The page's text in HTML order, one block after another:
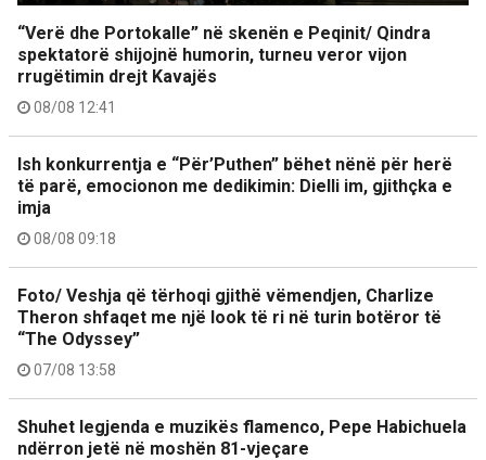
“Verë dhe Portokalle” në skenën e Peqinit/ Qindra
spektatorë shijojnë humorin, turneu veror vijon
rrugëtimin drejt Kavajës
08/08 12:41
Ish konkurrentja e “Për’Puthen” bëhet nënë për herë
të parë, emocionon me dedikimin: Dielli im, gjithçka e
imja
08/08 09:18
Foto/ Veshja që tërhoqi gjithë vëmendjen, Charlize
Theron shfaqet me një look të ri në turin botëror të
“The Odyssey”
07/08 13:58
Shuhet legjenda e muzikës flamenco, Pepe Habichuela
ndërron jetë në moshën 81-vjeçare